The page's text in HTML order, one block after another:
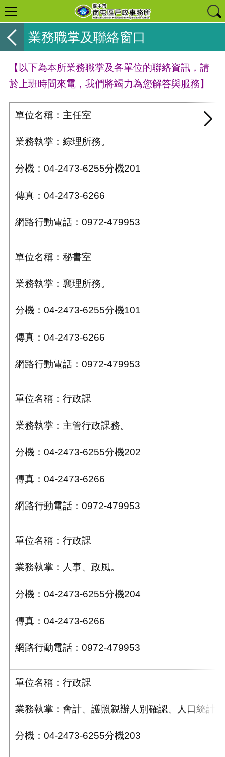
業務職掌及聯絡窗口
【以下為本所業務職掌及各單位的聯絡資訊，請
於上班時間來電，我們將竭力為您解答與服務】
單位名稱：主任室
業務執掌：綜理所務。
分機：04-2473-6255分機201
傳真：04-2473-6266
網路行動電話：0972-479953
單位名稱：秘書室
業務執掌： 襄理所務。
分機：04-2473-6255分機101
傳真：04-2473-6266
網路行動電話：0972-479953
單位名稱：行政課
業務執掌：主管行政課務。
分機：04-2473-6255分機202
傳真：04-2473-6266
網路行動電話：0972-479953
單位名稱：行政課
業務執掌：人事、政風。
分機：04-2473-6255分機204
傳真：04-2473-6266
網路行動電話：0972-479953
單位名稱：行政課
業務執掌：會計、護照親辦人別確認、人口統計。
分機：04-2473-6255分機203